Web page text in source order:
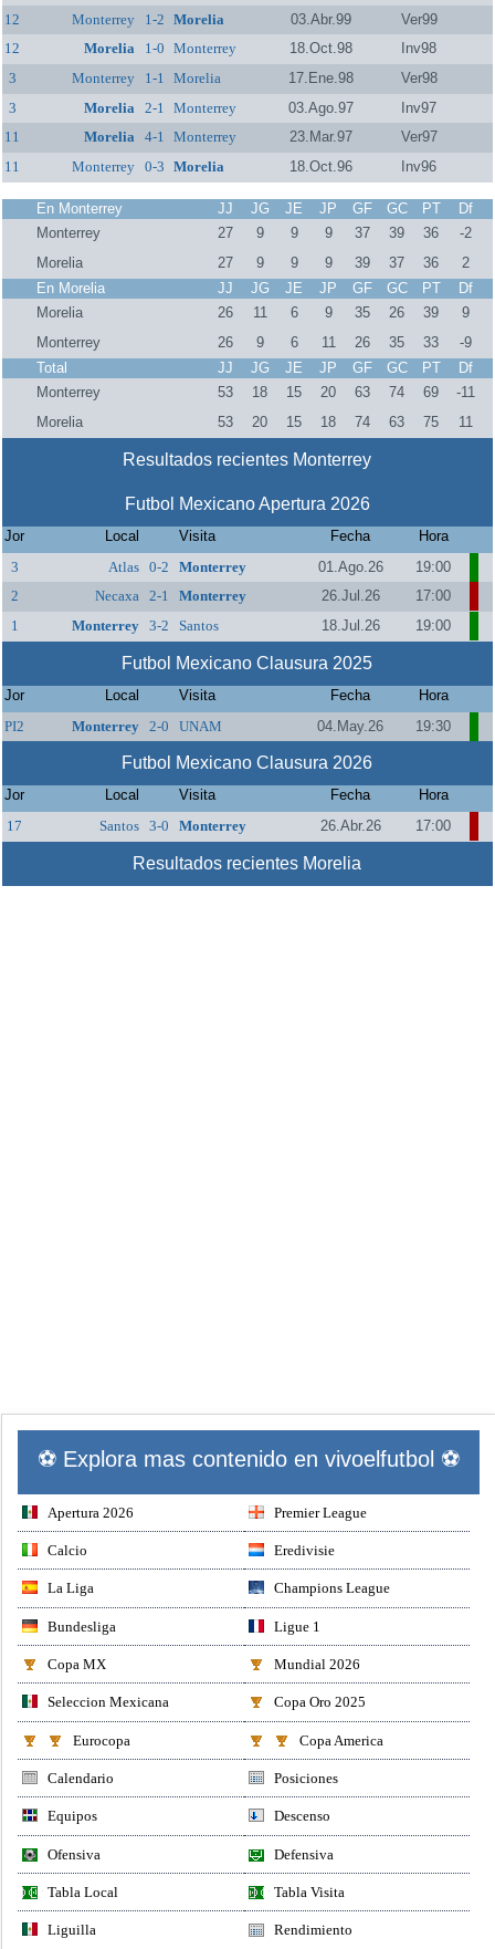
12
Monterrey 1-2 Morelia 03.Abr.99
Ver99
12
Morelia 1-0 Monterrey 18.Oct.98
Inv98
3
Monterrey 1-1 Morelia 17.Ene.98
Ver98
3
Morelia 2-1 Monterrey 03.Ago.97
Inv97
11
Morelia 4-1 Monterrey 23.Mar.97
Ver97
11
Monterrey 0-3 Morelia 18.Oct.96 Inv96
En Monterrey JJ JG JE JP GF GC PT
Df
Monterrey
27 9 9 9 37 39 36
-2
Morelia
27 9 9 9 39 37 36
2
En Morelia
JJ JG JE JP GF GC PT
Df
Morelia
26 11 6 9 35 26 39
9
Monterrey
26 9 6 11 26 35 33
-9
Total
JJ JG JE JP GF GC PT
Df
Monterrey
53 18 15 20 63 74 69
-11
Morelia
53 20 15 18 74 63 75 11
Resultados recientes Monterrey
Futbol Mexicano Apertura 2026
Jor Local Visita Fecha
Hora
3
Atlas 0-2 Monterrey 01.Ago.26
19:00
2
Necaxa 2-1 Monterrey 26.Jul.26
17:00
1
Monterrey 3-2 Santos 18.Jul.26 19:00
Futbol Mexicano Clausura 2025
Jor Local Visita Fecha
Hora
PI2
Monterrey 2-0 UNAM 04.May.26 19:30
Futbol Mexicano Clausura 2026
Jor Local Visita Fecha
Hora
17
Santos 3-0 Monterrey 26.Abr.26 17:00
Resultados recientes Morelia
⚽ Explora mas contenido en vivoelfutbol ⚽
Apertura 2026 Premier League
Calcio Eredivisie
La Liga Champions League
Bundesliga Ligue 1
Copa MX Mundial 2026
Seleccion Mexicana Copa Oro 2025
Eurocopa Copa America
Calendario Posiciones
Equipos Descenso
Ofensiva Defensiva
Tabla Local Tabla Visita
Liguilla Rendimiento